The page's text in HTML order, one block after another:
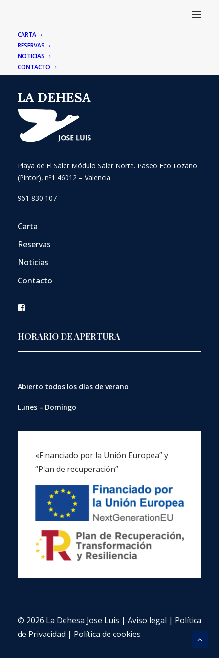
CARTA
RESERVAS
NOTICIAS
CONTACTO
Playa de El Saler Módulo Saler Norte. Paseo Fco Lozano
(Pintor), nº1 46012 – Valencia.
961 830 107
Carta
Reservas
Noticias
Contacto
HORARIO DE APERTURA
Abierto todos los días de verano
Lunes – Domingo
«Financiado por la Unión Europea” y
“Plan de recuperación”
© 2026 La Dehesa Jose Luis | Aviso legal | Política
de Privacidad | Política de cookies